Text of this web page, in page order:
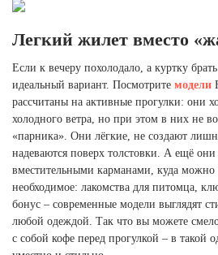
Легкий жилет вместо
Если к вечеру похолодало, а куртку
идеальный вариант. Посмотрите модели
рассчитаны на активные прогулки: они
холодного ветра, но при этом в них не
«парника». Они лёгкие, не создают
надеваются поверх толстовки. А ещё
вместительными карманами, куда можно
необходимое: лакомства для питомца,
бонус – современные модели выглядят
любой одеждой. Так что вы можете
с собой кофе перед прогулкой – в такой